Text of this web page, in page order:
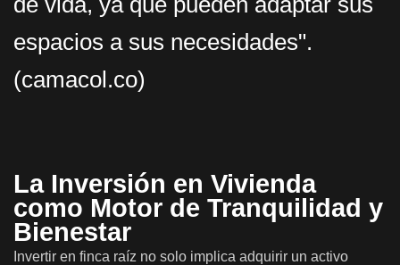
espacios a sus necesidades".
(camacol.co)
La Inversión en Vivienda
como Motor de Tranquilidad y
Bienestar
Invertir en finca raíz no solo implica adquirir un activo